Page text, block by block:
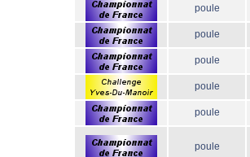
poule
poule
poule
poule
poule
poule